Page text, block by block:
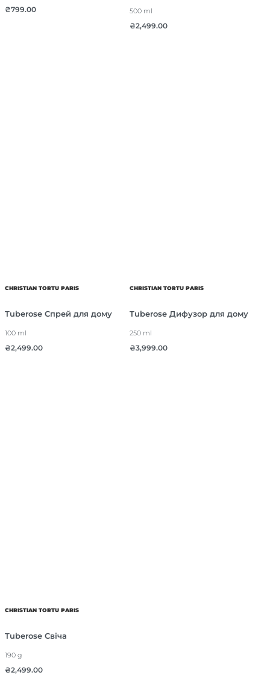
₴799.00 500 ml
₴2,499.00
CHRISTIAN TORTU PARIS
Tuberose Спрей для дому
100 ml
₴2,499.00
CHRISTIAN TORTU PARIS
Tuberose Дифузор для дому
250 ml
₴3,999.00
CHRISTIAN TORTU PARIS
Tuberose Свіча
190 g
₴2,499.00